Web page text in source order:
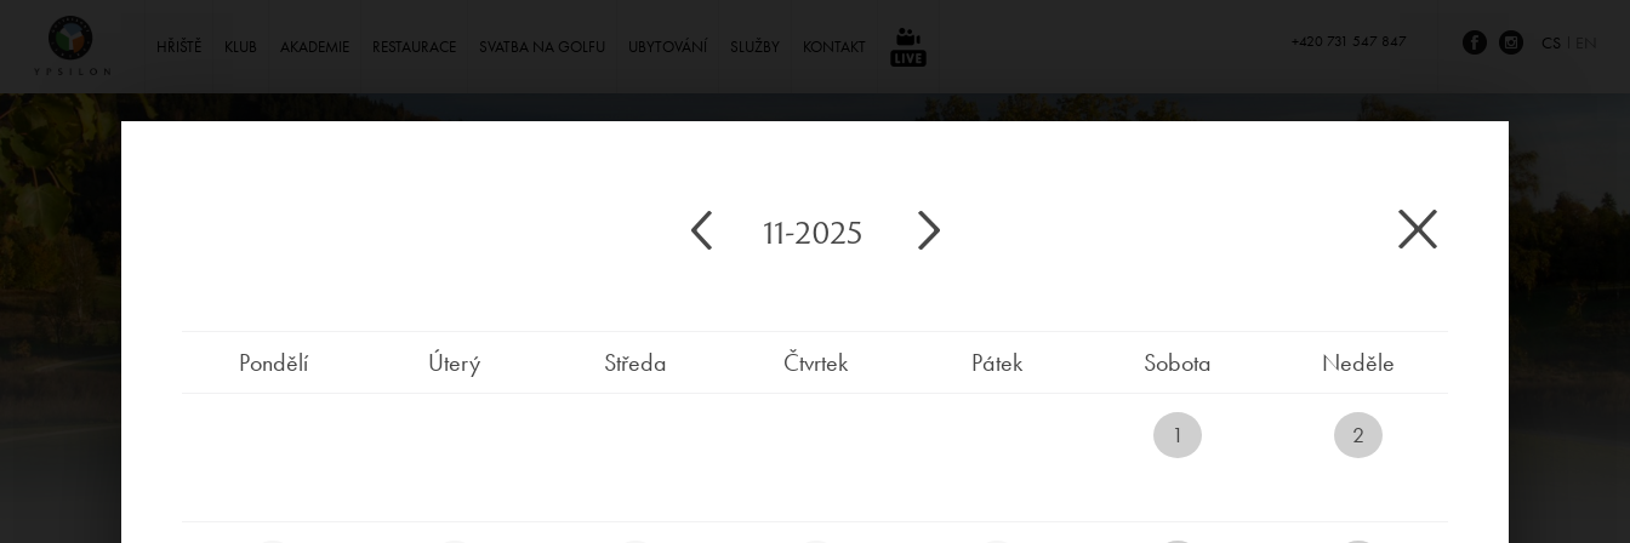
CS
+420 731 547 847
HŘIŠTĚ KLUB AKADEMIE RESTAURACE SVATBA NA GOLFU UBYTOVÁNÍ SLUŽBY KONTAKT ⠀
11-2025
Pondělí Úterý Středa Čtvrtek Pátek Sobota Neděle
1 2